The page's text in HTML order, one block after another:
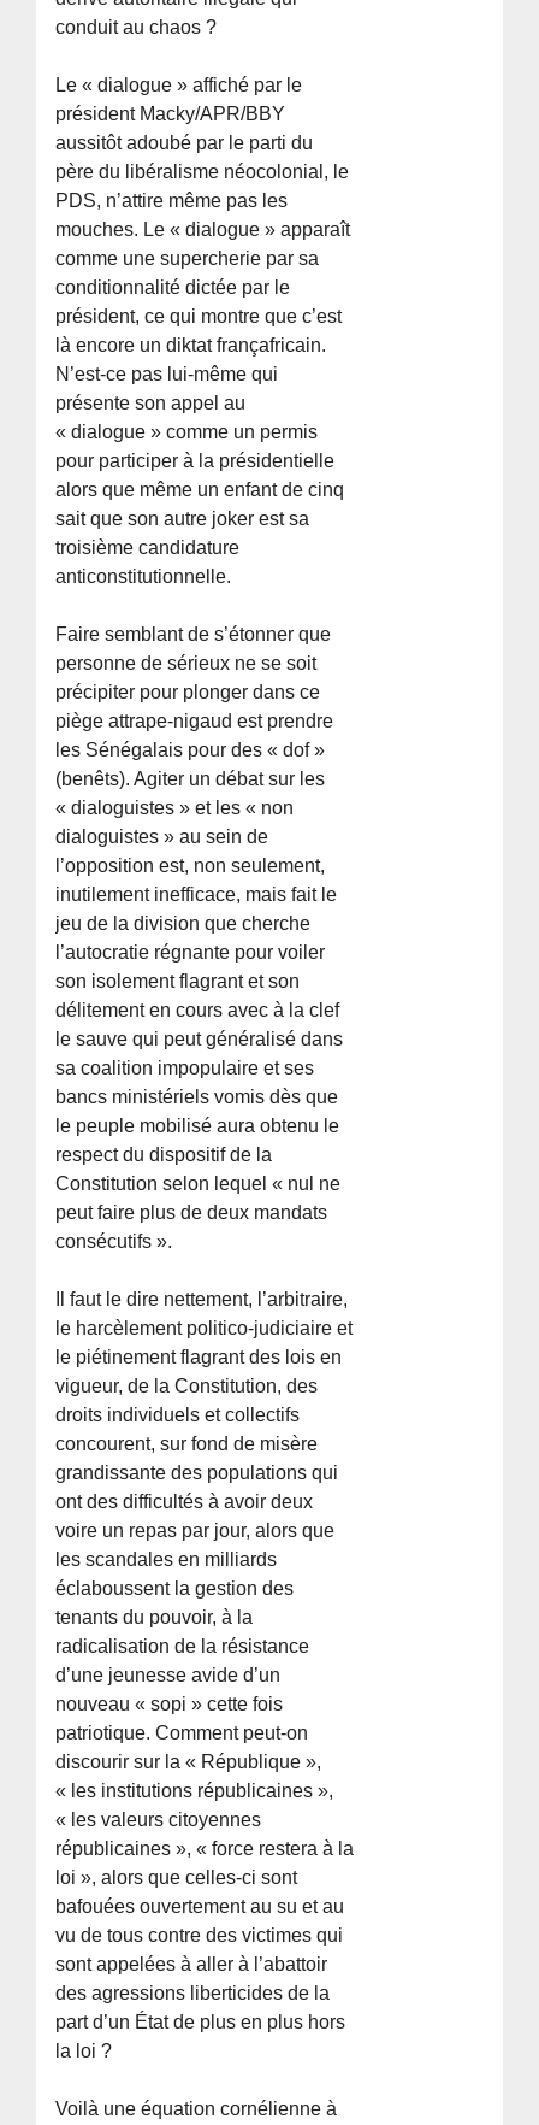
conduit au chaos ?
Le « dialogue » affiché par le
président Macky/APR/BBY
aussitôt adoubé par le parti du
père du libéralisme néocolonial, le
PDS, n’attire même pas les
mouches. Le « dialogue » apparaît
comme une supercherie par sa
conditionnalité dictée par le
président, ce qui montre que c’est
là encore un diktat françafricain.
N’est-ce pas lui-même qui
présente son appel au
« dialogue » comme un permis
pour participer à la présidentielle
alors que même un enfant de cinq
sait que son autre joker est sa
troisième candidature
anticonstitutionnelle.
Faire semblant de s’étonner que
personne de sérieux ne se soit
précipiter pour plonger dans ce
piège attrape-nigaud est prendre
les Sénégalais pour des « dof »
(benêts). Agiter un débat sur les
« dialoguistes » et les « non
dialoguistes » au sein de
l’opposition est, non seulement,
inutilement inefficace, mais fait le
jeu de la division que cherche
l’autocratie régnante pour voiler
son isolement flagrant et son
délitement en cours avec à la clef
le sauve qui peut généralisé dans
sa coalition impopulaire et ses
bancs ministériels vomis dès que
le peuple mobilisé aura obtenu le
respect du dispositif de la
Constitution selon lequel « nul ne
peut faire plus de deux mandats
consécutifs ».
Il faut le dire nettement, l’arbitraire,
le harcèlement politico-judiciaire et
le piétinement flagrant des lois en
vigueur, de la Constitution, des
droits individuels et collectifs
concourent, sur fond de misère
grandissante des populations qui
ont des difficultés à avoir deux
voire un repas par jour, alors que
les scandales en milliards
éclaboussent la gestion des
tenants du pouvoir, à la
radicalisation de la résistance
d’une jeunesse avide d’un
nouveau « sopi » cette fois
patriotique. Comment peut-on
discourir sur la « République »,
« les institutions républicaines »,
« les valeurs citoyennes
républicaines », « force restera à la
loi », alors que celles-ci sont
bafouées ouvertement au su et au
vu de tous contre des victimes qui
sont appelées à aller à l’abattoir
des agressions liberticides de la
part d’un État de plus en plus hors
la loi ?
Voilà une équation cornélienne à